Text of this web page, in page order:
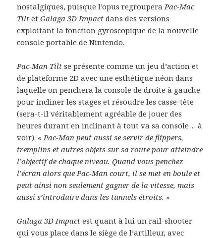
nostalgiques, puisque l’opus regroupera Pac-Mac
Tilt etGalaga 3D Impact dans des versions
exploitant la fonction gyroscopique de la nouvelle
console portable de Nintendo.
Pac-Man Tilt se présente comme un jeu d’action et
de plateforme 2D avec une esthétique néon dans
laquelle on penchera la console de droite à gauche
pour incliner les stages et résoudre les casse-tête
(sera-t-il véritablement agréable de jouer des
heures durant en inclinant à tout va sa console… à
voir). « Pac-Man peut aussi se servir de flippers,
tremplins et autres objets sur sa route pour atteindre
l’objectif de chaque niveau. Quand vous penchez
l’écran alors que Pac-Man court, il se met en boule et
peut ainsi non seulement gagner de la vitesse, mais
aussi s’introduire dans les tunnels étroits. »
Galaga 3D Impact est quant à lui un rail-shooter
qui vous place dans le siège de l’artilleur, avec